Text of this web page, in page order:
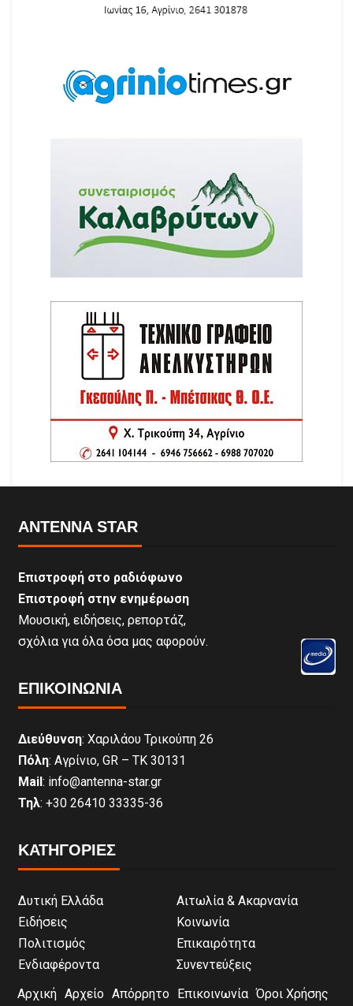
ANTENNA STAR
Επιστροφή στο ραδιόφωνο
Επιστροφή στην ενημέρωση
Μουσική, ειδήσεις, ρεπορτάζ,
σχόλια για όλα όσα μας αφορούν.
ΕΠΙΚΟΙΝΩΝΊΑ
Διεύθυνση: Χαριλάου Τρικούπη 26
Πόλη: Αγρίνιο, GR – ΤΚ 30131
Mail: info@antenna-star.gr
Τηλ: +30 26410 33335-36
ΚΑΤΗΓΟΡΙΕΣ
Δυτική Ελλάδα
Αιτωλία & Ακαρνανία
Ειδήσεις
Κοινωνία
Πολιτισμός
Επικαιρότητα
Ενδιαφέροντα
Συνεντεύξεις
Αρχική Αρχείο Απόρρητο Επικοινωνία Όροι Χρήσης